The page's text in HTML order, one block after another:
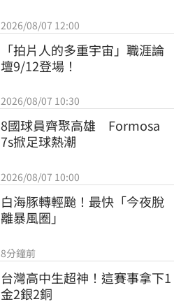
2026/08/07 12:00
「拍片人的多重宇宙」職涯論
壇9/12登場！
2026/08/07 10:30
8國球員齊聚高雄　Formosa
7s掀足球熱潮
2026/08/07 10:00
白海豚轉輕颱！最快「今夜脫
離暴風圈」
8分鐘前
台灣高中生超神！這賽事拿下1
金2銀2銅